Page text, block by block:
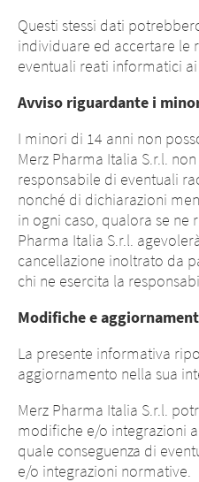
Questi stessi dati
individuare ed accertare le
eventuali reati informatici
Avviso riguardante i
I minori di 14 anni non
Merz Pharma Italia S.r.l.
responsabile di eventuali
nonché di dichiarazioni
in ogni caso, qualora se ne
Pharma Italia S.r.l.
cancellazione inoltrato da
chi ne esercita la
Modifiche e
La presente informativa
aggiornamento nella sua
Merz Pharma Italia S.r.l.
modifiche e/o integrazioni
quale conseguenza di
e/o integrazioni normative.